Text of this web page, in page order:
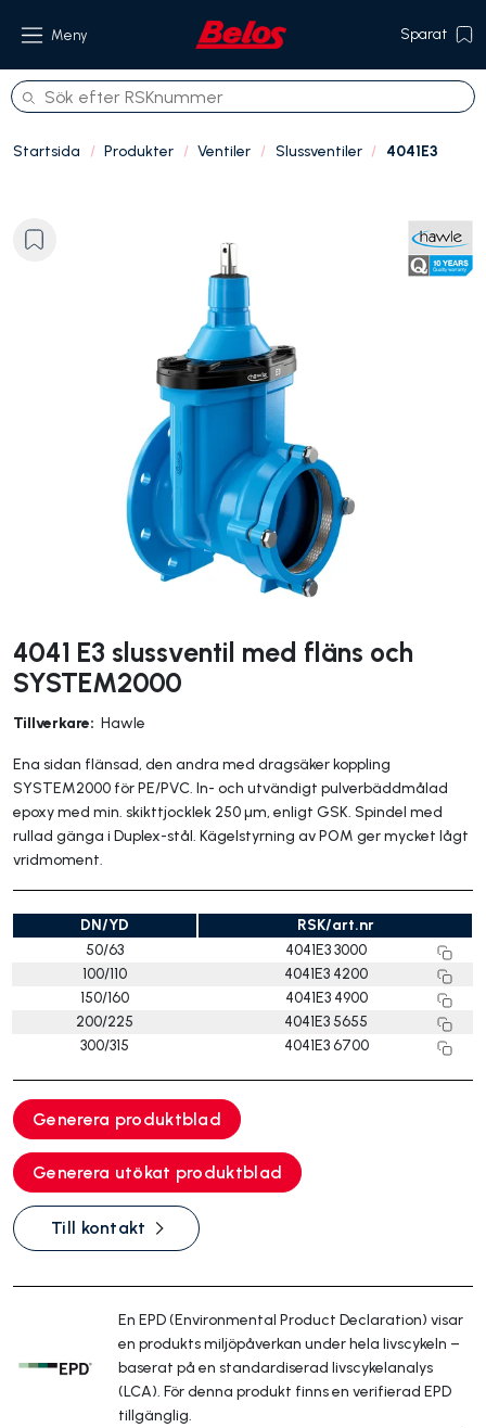
Meny Sparat
Om oss
Startsida Produkter Ventiler Slussventiler 4041E3
4041 E3 slussventil med fläns och
SYSTEM2000
Tillverkare: Hawle
Ena sidan flänsad, den andra med dragsäker koppling
SYSTEM2000 för PE/PVC. In- och utvändigt pulverbäddmålad
epoxy med min. skikttjocklek 250 µm, enligt GSK. Spindel med
rullad gänga i Duplex-stål. Kägelstyrning av POM ger mycket lågt
vridmoment.
DN/YD
RSK/art.nr
50/63
4041E3 3000
100/110
4041E3 4200
150/160
4041E3 4900
200/225
4041E3 5655
300/315
4041E3 6700
Generera produktblad
Generera utökat produktblad
Till kontakt
En EPD (Environmental Product Declaration) visar
en produkts miljöpåverkan under hela livscykeln –
baserat på en standardiserad livscykelanalys
(LCA). För denna produkt finns en verifierad EPD
tillgänglig.